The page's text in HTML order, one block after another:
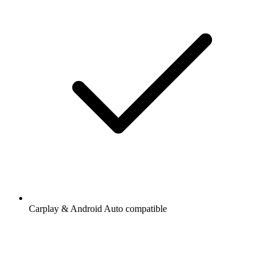
Carplay & Android Auto compatible